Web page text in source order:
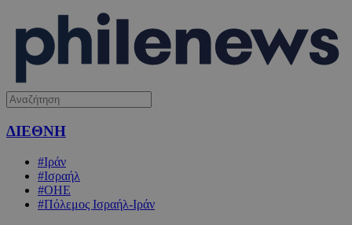
ΔΙΕΘΝΗ
#Ιράν
#Ισραήλ
#ΟΗΕ
#Πόλεμος Ισραήλ-Ιράν